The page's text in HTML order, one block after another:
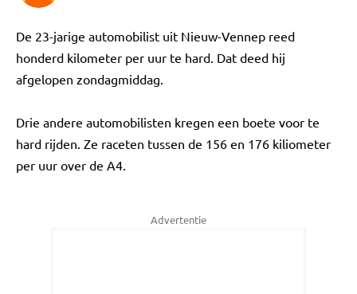
De 23-jarige automobilist uit Nieuw-Vennep reed
honderd kilometer per uur te hard. Dat deed hij
afgelopen zondagmiddag.
Drie andere automobilisten kregen een boete voor te
hard rijden. Ze raceten tussen de 156 en 176 kiliometer
per uur over de A4.
Advertentie